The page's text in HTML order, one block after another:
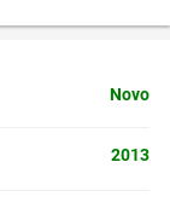
Novo
2013